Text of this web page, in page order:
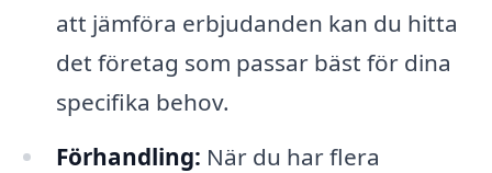
att jämföra erbjudanden kan du hitta
det företag som passar bäst för dina
specifika behov.
Förhandling: När du har flera